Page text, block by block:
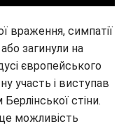
враження, симпатії
загинули на
європейського
участь і виступав
стіни.
можливість